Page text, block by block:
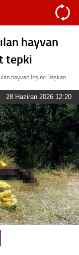
hayvan
tepki
hayvan leşine Başkan
28 Haziran 2026 12:20